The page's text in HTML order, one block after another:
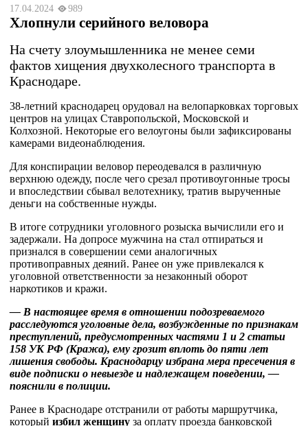
17.04.2024 989
Хлопнули серийного веловора
На счету злоумышленника не менее семи
фактов хищения двухколесного транспорта в
Краснодаре.
38-летний краснодарец орудовал на велопарковках торговых
центров на улицах Ставропольской, Московской и
Колхозной. Некоторые его велоугоны были зафиксированы
камерами видеонаблюдения.
Для конспирации веловор переодевался в различную
верхнюю одежду, после чего срезал противоугонные тросы
и впоследствии сбывал велотехнику, тратив вырученные
деньги на собственные нужды.
В итоге сотрудники уголовного розыска вычислили его и
задержали. На допросе мужчина на стал отпираться и
признался в совершении семи аналогичных
противоправных деяний. Ранее он уже привлекался к
уголовной ответственности за незаконный оборот
наркотиков и кражи.
— В настоящее время в отношении подозреваемого
расследуются уголовные дела, возбужденные по признакам
преступлений, предусмотренных частями 1 и 2 статьи
158 УК РФ (Кража), ему грозит вплоть до пяти лет
лишения свободы. Краснодарцу избрана мера пресечения в
виде подписки о невыезде и надлежащем поведении, —
пояснили в полиции.
Ранее в Краснодаре отстранили от работы маршрутчика,
который избил женщину за оплату проезда банковской